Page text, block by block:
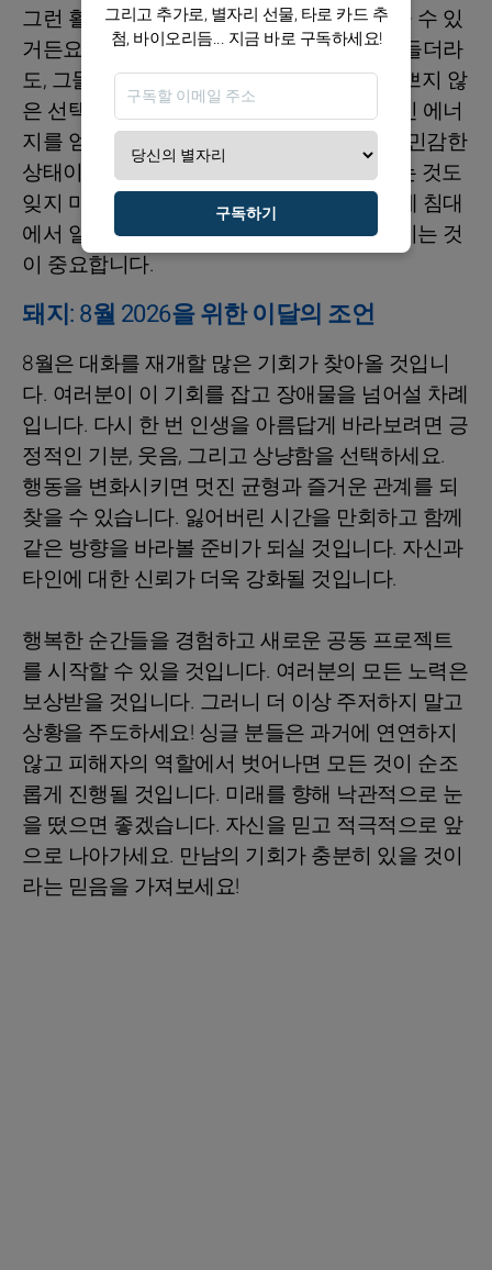
그런 활동들이 우울감에 빠지는 것을 막아줄 수 있
거든요. 친구들을 만나고 싶지 않은 기분이 들더라
도, 그들을 조금 억지로라도 만나는 것도 나쁘지 않
은 선택이에요. 그들의 존재를 통해 긍정적인 에너
지를 얻어보세요. 또한, 몸이 소소한 통증에 민감한
상태이니, 외부 자극으로부터 몸을 잘 지키는 것도
잊지 마세요. 지속적인 허리 통증이나 아침에 침대
에서 일어나는 게 힘들다는 신호에 귀 기울이는 것
이 중요합니다.
돼지: 8월 2026을 위한 이달의 조언
8월은 대화를 재개할 많은 기회가 찾아올 것입니
다. 여러분이 이 기회를 잡고 장애물을 넘어설 차례
입니다. 다시 한 번 인생을 아름답게 바라보려면 긍
정적인 기분, 웃음, 그리고 상냥함을 선택하세요.
행동을 변화시키면 멋진 균형과 즐거운 관계를 되
찾을 수 있습니다. 잃어버린 시간을 만회하고 함께
같은 방향을 바라볼 준비가 되실 것입니다. 자신과
타인에 대한 신뢰가 더욱 강화될 것입니다.
행복한 순간들을 경험하고 새로운 공동 프로젝트
를 시작할 수 있을 것입니다. 여러분의 모든 노력은
보상받을 것입니다. 그러니 더 이상 주저하지 말고
상황을 주도하세요! 싱글 분들은 과거에 연연하지
않고 피해자의 역할에서 벗어나면 모든 것이 순조
롭게 진행될 것입니다. 미래를 향해 낙관적으로 눈
을 떴으면 좋겠습니다. 자신을 믿고 적극적으로 앞
으로 나아가세요. 만남의 기회가 충분히 있을 것이
라는 믿음을 가져보세요!
그리고 추가로, 별자리 선물, 타로 카드 추
첨, 바이오리듬... 지금 바로 구독하세요!
구독하기